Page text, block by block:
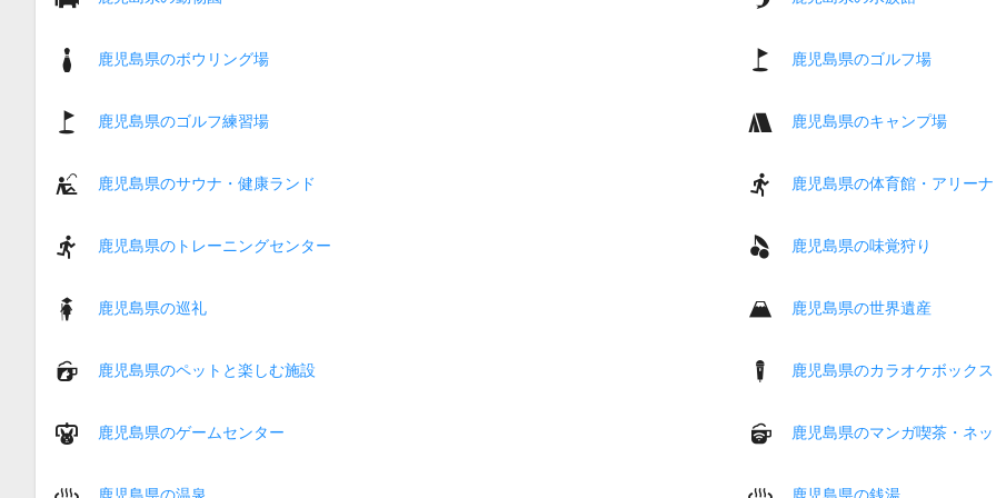
鹿児島県のボウリング場 鹿児島県のゴルフ場
鹿児島県のゴルフ練習場 鹿児島県のキャンプ場
鹿児島県のサウナ・健康ランド 鹿児島県の体育館・アリーナ
鹿児島県のトレーニングセンター 鹿児島県の味覚狩り
鹿児島県の巡礼 鹿児島県の世界遺産
鹿児島県のペットと楽しむ施設 鹿児島県のカラオケボックス
鹿児島県のゲームセンター 鹿児島県のマンガ喫茶・ネ
鹿児島県の温泉 鹿児島県の銭湯